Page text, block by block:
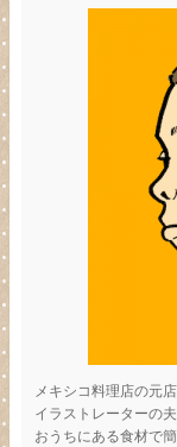
メキシコ料理店の元
イラストレーターの
おうちにある食材で